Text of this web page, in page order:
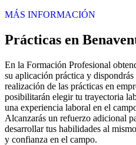
MÁS INFORMACIÓN
Prácticas en
En la Formación Profesional
su aplicación práctica y
realización de las prácticas en
posibilitarán elegir tu trayectoria
una experiencia laboral en el
Alcanzarás un refuerzo adicional
desarrollar tus habilidades al
y confianza en el campo.